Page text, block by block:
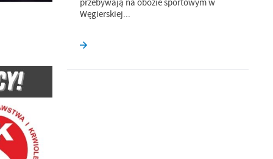
przebywają na obozie sportowym w
Węgierskiej...